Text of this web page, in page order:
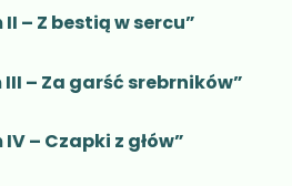
– Z bestią w sercu”
– Za garść srebrników”
– Czapki z głów”